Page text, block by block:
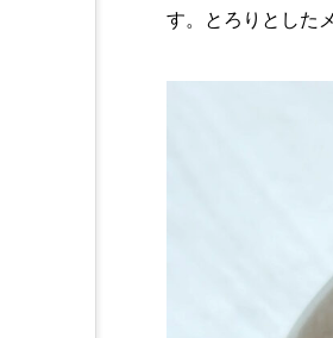
す。とろりとした